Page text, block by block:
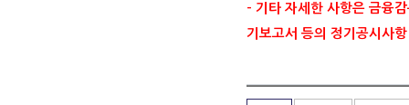
- 기타 자세한 사항은 금융
기보고서 등의 정기공시사